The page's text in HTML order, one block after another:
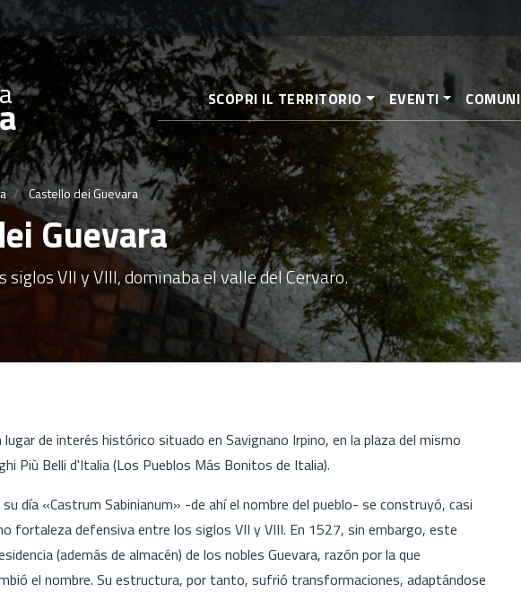
al
contenido
principal
SCOPRI IL TERRITORIO EVENTI COMUNI
Castello dei Guevara
Guevara
VII y VIII, dominaba el valle del Cervaro.
lugar de interés histórico situado en Savignano Irpino, en la plaza del mismo
Più Belli d'Italia (Los Pueblos Más Bonitos de Italia).
día «Castrum Sabinianum» -de ahí el nombre del pueblo- se construyó, casi
fortaleza defensiva entre los siglos VII y VIII. En 1527, sin embargo, este
(además de almacén) de los nobles Guevara, razón por la que
el nombre. Su estructura, por tanto, sufrió transformaciones, adaptándose